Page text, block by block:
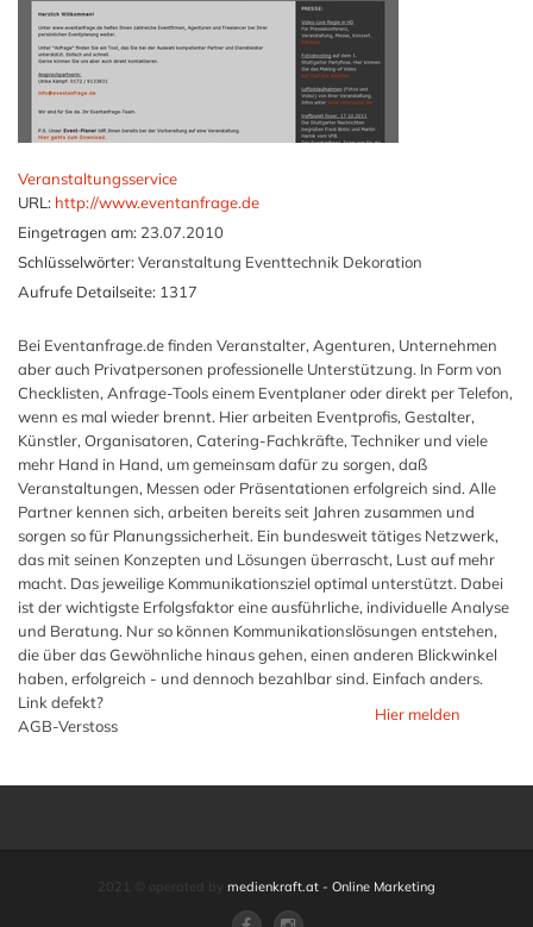
Veranstaltungsservice
URL: http://www.eventanfrage.de
Eingetragen am: 23.07.2010
Schlüsselwörter: Veranstaltung Eventtechnik Dekoration
Aufrufe Detailseite: 1317
Bei Eventanfrage.de finden Veranstalter, Agenturen, Unternehmen
aber auch Privatpersonen professionelle Unterstützung. In Form von
Checklisten, Anfrage-Tools einem Eventplaner oder direkt per Telefon,
wenn es mal wieder brennt. Hier arbeiten Eventprofis, Gestalter,
Künstler, Organisatoren, Catering-Fachkräfte, Techniker und viele
mehr Hand in Hand, um gemeinsam dafür zu sorgen, daß
Veranstaltungen, Messen oder Präsentationen erfolgreich sind. Alle
Partner kennen sich, arbeiten bereits seit Jahren zusammen und
sorgen so für Planungssicherheit. Ein bundesweit tätiges Netzwerk,
das mit seinen Konzepten und Lösungen überrascht, Lust auf mehr
macht. Das jeweilige Kommunikationsziel optimal unterstützt. Dabei
ist der wichtigste Erfolgsfaktor eine ausführliche, individuelle Analyse
und Beratung. Nur so können Kommunikationslösungen entstehen,
die über das Gewöhnliche hinaus gehen, einen anderen Blickwinkel
haben, erfolgreich - und dennoch bezahlbar sind. Einfach anders.
Link defekt?
AGB-Verstoss
Hier melden
2021 © operated by medienkraft.at - Online Marketing